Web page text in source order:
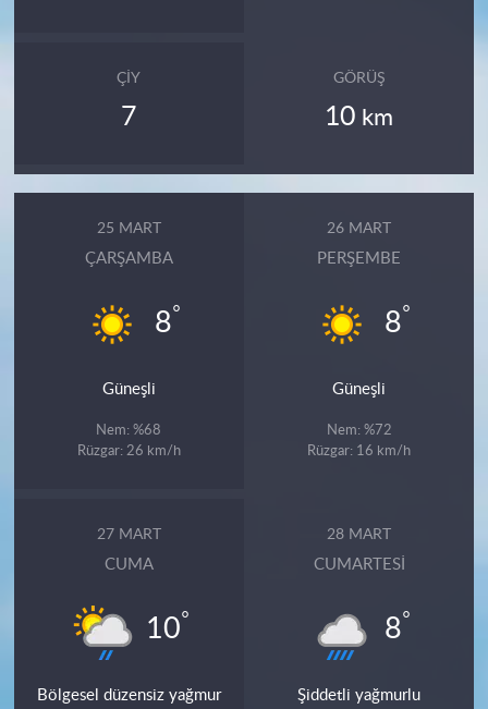
ÇIY
7
GÖRÜŞ
10 km
25 MART
ÇARŞAMBA
8°
Güneşli
Nem: %68
Rüzgar: 26 km/h
26 MART
PERŞEMBE
8°
Güneşli
Nem: %72
Rüzgar: 16 km/h
27 MART
CUMA
10°
Bölgesel düzensiz yağmur
28 MART
CUMARTESI
8°
Şiddetli yağmurlu